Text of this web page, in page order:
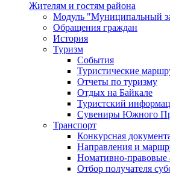
Жителям и гостям района
Модуль "Муниципальный
Обращения граждан
История
Туризм
События
Туристические
Отчеты по туризму
Отдых на Байкале
Туристский
Сувениры Южного
Транспорт
Конкурсная
Направления и
Номативно-правовые
Отбор получателя